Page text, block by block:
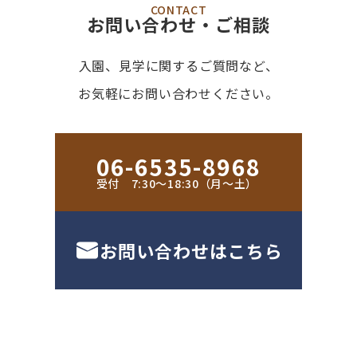
CONTACT
お問い合わせ・ご相談
入園、見学に関するご質問など、
お気軽にお問い合わせください。
06-6535-8968
受付 7:30〜18:30（月〜土）
お問い合わせはこちら